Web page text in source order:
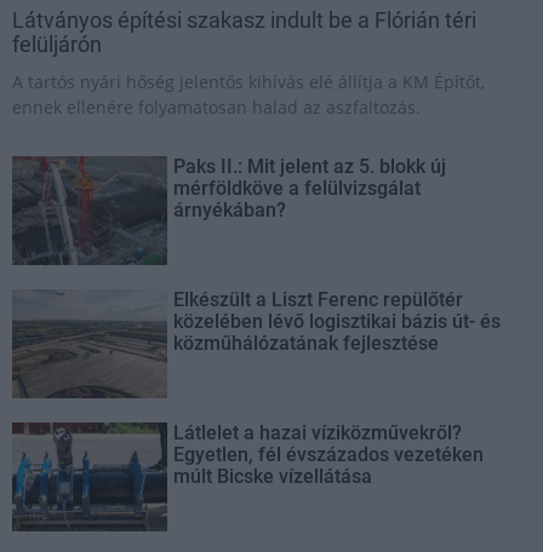
Látványos építési szakasz indult be a Flórián téri
felüljárón
A tartós nyári hőség jelentős kihívás elé állítja a KM Építőt,
ennek ellenére folyamatosan halad az aszfaltozás.
Paks II.: Mit jelent az 5. blokk új
mérföldköve a felülvizsgálat
árnyékában?
Elkészült a Liszt Ferenc repülőtér
közelében lévő logisztikai bázis út- és
közműhálózatának fejlesztése
Látlelet a hazai víziközművekről?
Egyetlen, fél évszázados vezetéken
múlt Bicske vízellátása